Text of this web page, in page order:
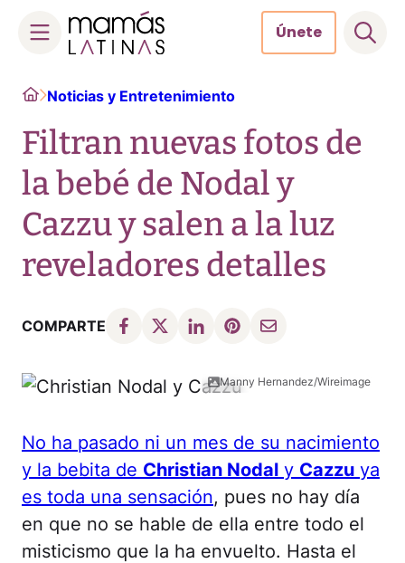
content
Únete
HomeNoticias y Entretenimiento
Filtran nuevas fotos de
la bebé de Nodal y
Cazzu y salen a la luz
reveladores detalles
COMPARTE
Manny Hernandez/Wireimage
No ha pasado ni un mes de su nacimiento
y la bebita de Christian Nodal y Cazzu ya
es toda una sensación, pues no hay día
en que no se hable de ella entre todo el
misticismo que la ha envuelto. Hasta el